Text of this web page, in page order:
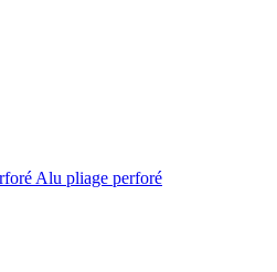
Alu pliage perforé